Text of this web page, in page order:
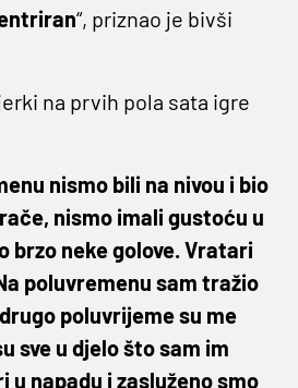
“, priznao je bivši
na prvih pola sata igre
nismo bili na nivou i bio
nismo imali gustoću u
brzo neke golove. Vratari
poluvremenu sam tražio
poluvrijeme su me
sve u djelo što sam im
u napadu i zasluženo smo